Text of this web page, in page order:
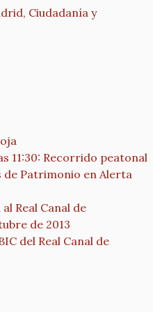
Ciudadanía y
11:30: Recorrido peatonal
Patrimonio en Alerta
al Real Canal de
de 2013
del Real Canal de